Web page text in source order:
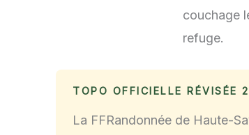
couchage
refuge.
TOPO OFFICIELLE RÉVISÉE
La FFRandonnée de Haute-